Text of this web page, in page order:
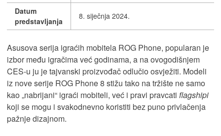
Datum
predstavljanja
8. siječnja 2024.
Asusova serija igraćih mobitela ROG Phone, popularan je
izbor među igračima već godinama, a na ovogodišnjem
CES-u ju je tajvanski proizvođač odlučio osvježiti. Modeli
iz nove serije ROG Phone 8 stižu tako na tržište ne samo
kao „nabrijani“ igraći mobiteli, već i pravi pravcati flagshipi
koji se mogu i svakodnevno koristiti bez puno privlačenja
pažnje dizajnom.